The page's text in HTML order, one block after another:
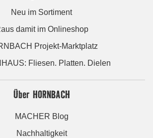
Neu im Sortiment
damit im Onlineshop
Projekt-Marktplatz
Fliesen. Platten. Dielen
Über HORNBACH
MACHER Blog
Nachhaltigkeit